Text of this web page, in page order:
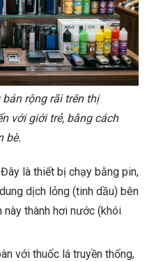
rộng rãi trên thị
với giới trẻ, bằng cách
bè.
là thiết bị chạy bằng pin,
dịch lỏng (tinh dầu) bên
thành hơi nước (khói
với thuốc lá truyền thống,